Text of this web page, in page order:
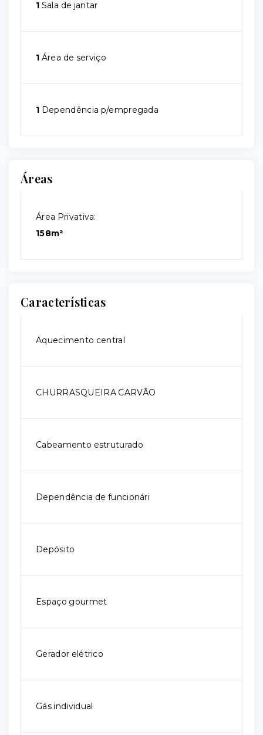
1 Sala de jantar
1 Área de serviço
1 Dependência p/empregada
Áreas
Área Privativa:
158m²
Características
Aquecimento central
CHURRASQUEIRA CARVÃO
Cabeamento estruturado
Dependência de funcionári
Depósito
Espaço gourmet
Gerador elétrico
Gás individual